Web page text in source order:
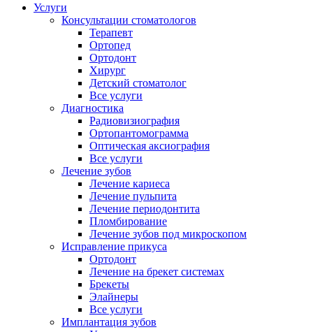
Услуги
Консультации стоматологов
Терапевт
Ортопед
Ортодонт
Хирург
Детский стоматолог
Все услуги
Диагностика
Радиовизиография
Ортопантомограмма
Оптическая аксиография
Все услуги
Лечение зубов
Лечение кариеса
Лечение пульпита
Лечение периодонтита
Пломбирование
Лечение зубов под микроскопом
Исправление прикуса
Ортодонт
Лечение на брекет системах
Брекеты
Элайнеры
Все услуги
Имплантация зубов